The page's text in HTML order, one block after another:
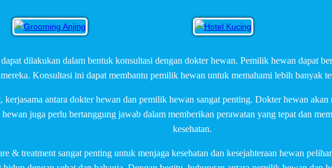
dilakukan dalam bentuk konsultasi dengan dokter hewan. Pemilik hewan dapat
Konsultasi ini dapat membantu pemilik hewan untuk memahami lebih banyak
kerjasama antara dokter hewan dan pemilik hewan sangat penting. Dokter hewan
juga perlu bertanggung jawab dalam memberikan perawatan yang tepat dan
kesehatan.
& treatment sangat penting untuk menjaga kesehatan dan kesejahteraan hewan